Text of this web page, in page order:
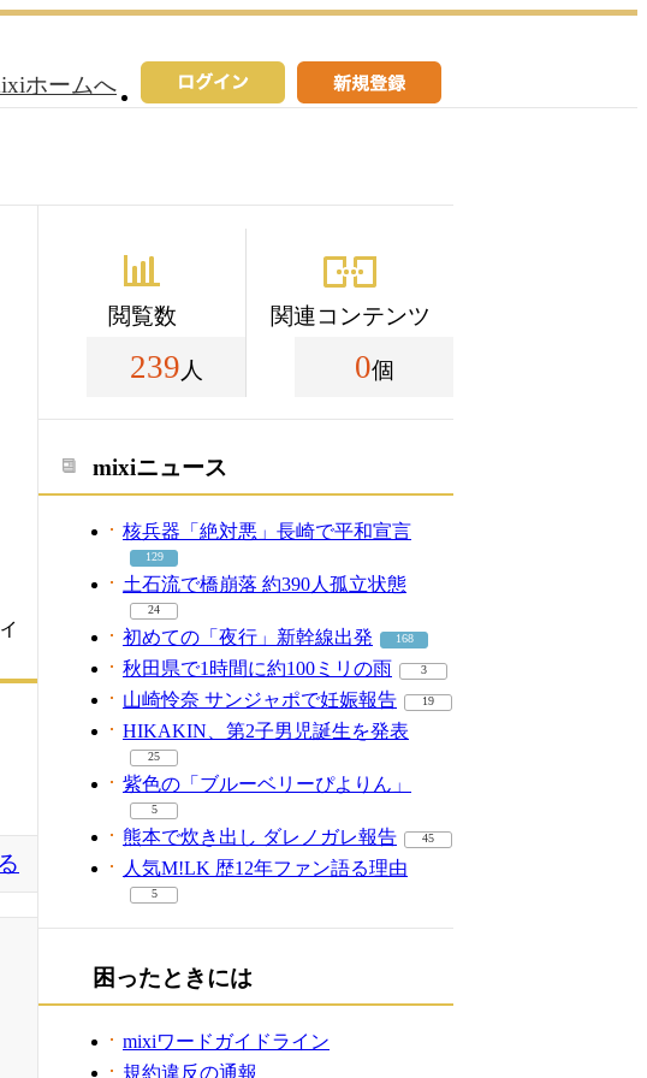
ホームへ
閲覧数
239 人
関連コンテンツ
0個
mixiニュース
核兵器「絶対悪」長崎で平和宣言
129
土石流で橋崩落 約390人孤立状態
24
初めての「夜行」新幹線出発 168
秋田県で1時間に約100ミリの雨 3
山崎怜奈 サンジャポで妊娠報告 19
HIKAKIN、第2子男児誕生を発表
25
紫色の「ブルーベリーぴよりん」
5
熊本で炊き出し ダレノガレ報告 45
人気M!LK 歴12年ファン語る理由
5
困ったときには
mixiワードガイドライン
規約違反の通報